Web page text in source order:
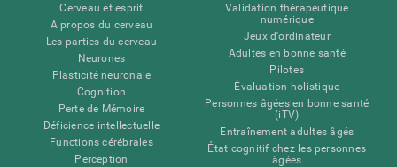
Cerveau et esprit
A propos du cerveau
Les parties du cerveau
Neurones
Plasticité neuronale
Cognition
Perte de Mémoire
Déficience intellectuelle
Functions cérébrales
Perception
Validation thérapeutique
numérique
Jeux d'ordinateur
Adultes en bonne santé
Pilotes
Évaluation holistique
Personnes âgées en bonne santé
(iTV)
Entraînement adultes âgés
État cognitif chez les personnes
âgées